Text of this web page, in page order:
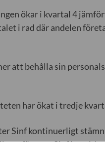
ökar i kvartal 4
i rad där andelen
att behålla sin
har ökat i tredje
Sinf kontinuerligt
Sinf har